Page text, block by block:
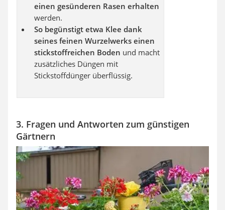
einen gesünderen Rasen erhalten
werden.
So begünstigt etwa Klee dank
seines feinen Wurzelwerks einen
stickstoffreichen Boden und macht
zusätzliches Düngen mit
Stickstoffdünger überflüssig.
3. Fragen und Antworten zum günstigen
Gärtnern